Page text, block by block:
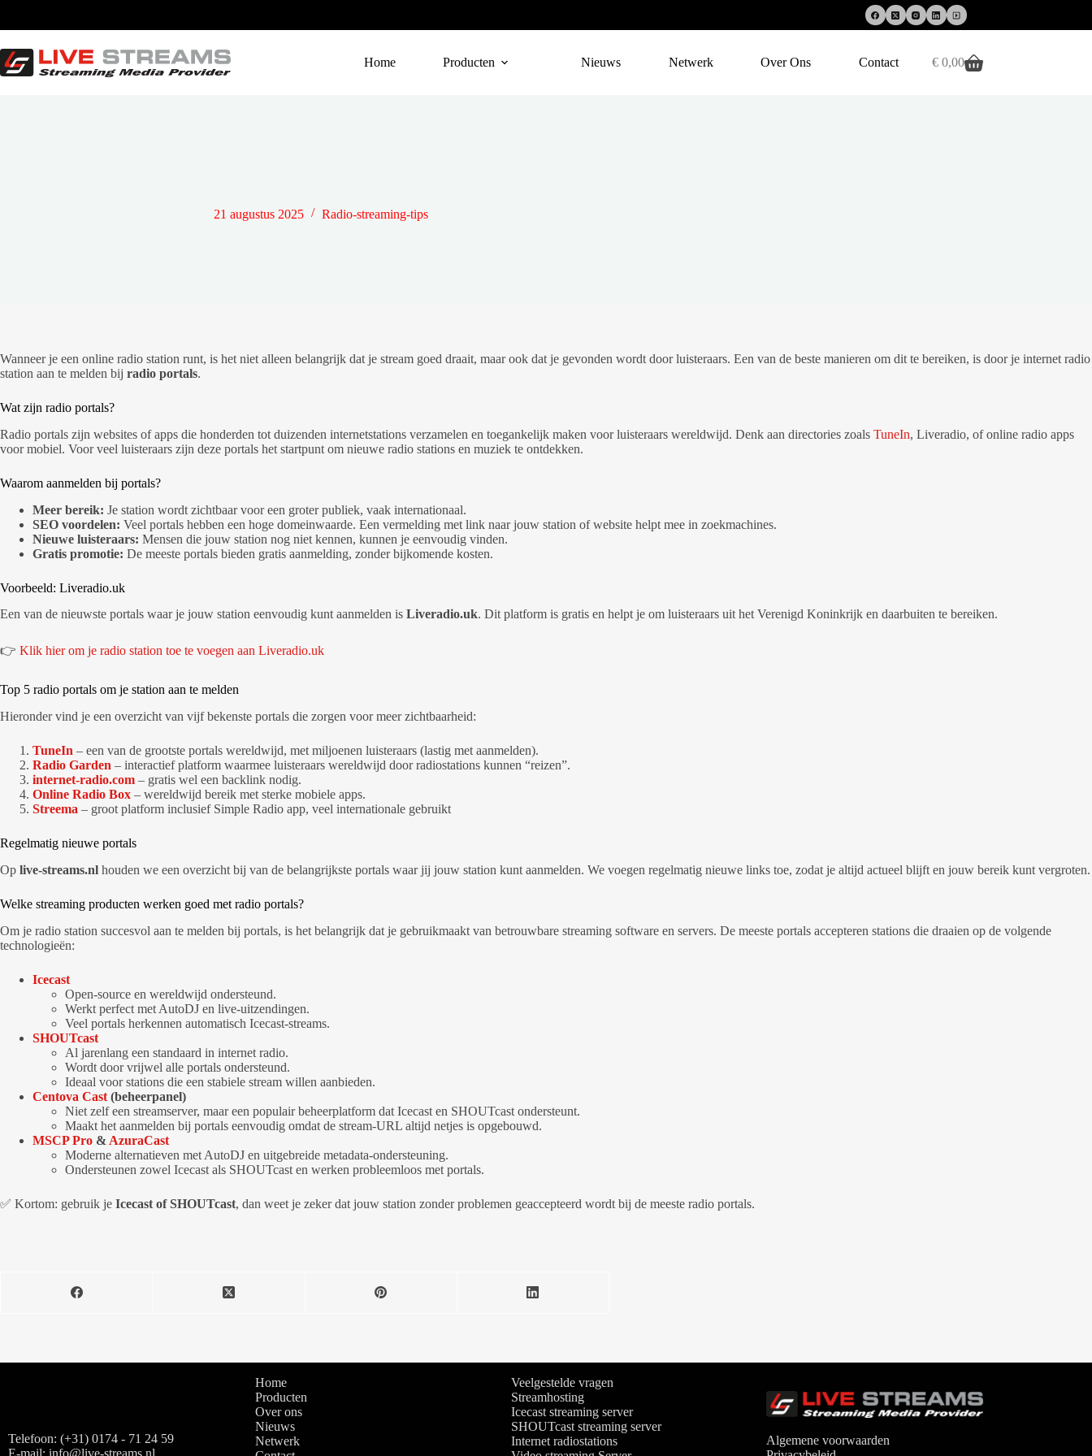
inhoud
Home
Producten Nieuws Netwerk Over Ons Contact Winkelwagen
€0,00
21 augustus 2025 Radio-streaming-tips
Wanneer je een online radio station runt, is het niet alleen belangrijk dat je stream goed draait, maar ook dat je gevonden wordt door luisteraars. Een van de beste manieren om dit te bereiken, is door je internet radio
station aan te melden bij radio portals.
Wat zijn radio portals?
Radio portals zijn websites of apps die honderden tot duizenden internetstations verzamelen en toegankelijk maken voor luisteraars wereldwijd. Denk aan directories zoals TuneIn, Liveradio, of online radio apps
voor mobiel. Voor veel luisteraars zijn deze portals het startpunt om nieuwe radio stations en muziek te ontdekken.
Waarom aanmelden bij portals?
Meer bereik: Je station wordt zichtbaar voor een groter publiek, vaak internationaal.
SEO voordelen: Veel portals hebben een hoge domeinwaarde. Een vermelding met link naar jouw station of website helpt mee in zoekmachines.
Nieuwe luisteraars: Mensen die jouw station nog niet kennen, kunnen je eenvoudig vinden.
Gratis promotie: De meeste portals bieden gratis aanmelding, zonder bijkomende kosten.
Voorbeeld: Liveradio.uk
Een van de nieuwste portals waar je jouw station eenvoudig kunt aanmelden is Liveradio.uk. Dit platform is gratis en helpt je om luisteraars uit het Verenigd Koninkrijk en daarbuiten te bereiken.
👉 Klik hier om je radio station toe te voegen aan Liveradio.uk
Top 5 radio portals om je station aan te melden
Hieronder vind je een overzicht van vijf bekenste portals die zorgen voor meer zichtbaarheid:
TuneIn – een van de grootste portals wereldwijd, met miljoenen luisteraars (lastig met aanmelden).
Radio Garden – interactief platform waarmee luisteraars wereldwijd door radiostations kunnen “reizen”.
internet-radio.com – gratis wel een backlink nodig.
Online Radio Box – wereldwijd bereik met sterke mobiele apps.
Streema – groot platform inclusief Simple Radio app, veel internationale gebruikt
Regelmatig nieuwe portals
Op live-streams.nl houden we een overzicht bij van de belangrijkste portals waar jij jouw station kunt aanmelden. We voegen regelmatig nieuwe links toe, zodat je altijd actueel blijft en jouw bereik kunt vergroten.
Welke streaming producten werken goed met radio portals?
Om je radio station succesvol aan te melden bij portals, is het belangrijk dat je gebruikmaakt van betrouwbare streaming software en servers. De meeste portals accepteren stations die draaien op de volgende
technologieën:
Icecast
Open-source en wereldwijd ondersteund.
Werkt perfect met AutoDJ en live-uitzendingen.
Veel portals herkennen automatisch Icecast-streams.
SHOUTcast
Al jarenlang een standaard in internet radio.
Wordt door vrijwel alle portals ondersteund.
Ideaal voor stations die een stabiele stream willen aanbieden.
Centova Cast (beheerpanel)
Niet zelf een streamserver, maar een populair beheerplatform dat Icecast en SHOUTcast ondersteunt.
Maakt het aanmelden bij portals eenvoudig omdat de stream-URL altijd netjes is opgebouwd.
MSCP Pro & AzuraCast
Moderne alternatieven met AutoDJ en uitgebreide metadata-ondersteuning.
Ondersteunen zowel Icecast als SHOUTcast en werken probleemloos met portals.
✅ Kortom: gebruik je Icecast of SHOUTcast, dan weet je zeker dat jouw station zonder problemen geaccepteerd wordt bij de meeste radio portals.
Telefoon: (+31) 0174 - 71 24 59
Home
Producten
Over ons
Nieuws
Netwerk
Veelgestelde vragen
Streamhosting
Icecast streaming server
SHOUTcast streaming server
Internet radiostations
Algemene voorwaarden